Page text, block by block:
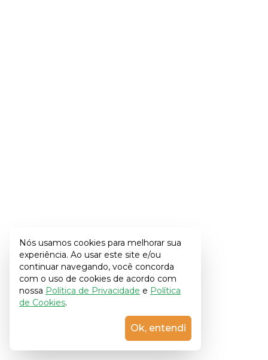
Nós usamos cookies para melhorar sua
experiência. Ao usar este site e/ou
continuar navegando, você concorda
com o uso de cookies de acordo com
nossa Política de Privacidade e Política
de Cookies.
Ok, entendi